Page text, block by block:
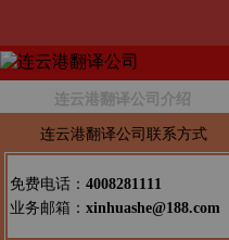
连云港翻译公司介绍
连云港翻译公司联系方式
免费电话： 4008281111
业务邮箱： xinhuashe@188.com